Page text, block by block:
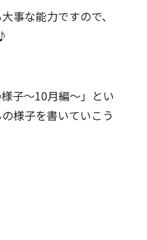
事な能力ですので、
子～10月編～」とい
様子を書いていこう